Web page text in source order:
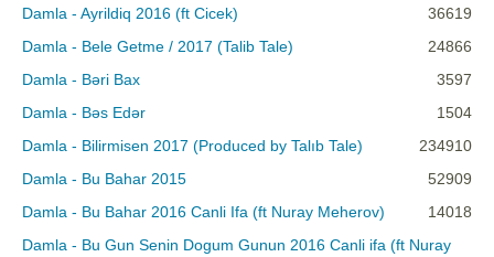
Damla - Ayrildiq 2016 (ft Cicek)
36619
Damla - Bele Getme / 2017 (Talib Tale)
24866
Damla - Bəri Bax
3597
Damla - Bəs Edər
1504
Damla - Bilirmisen 2017 (Produced by Talıb Tale)
234910
Damla - Bu Bahar 2015
52909
Damla - Bu Bahar 2016 Canli Ifa (ft Nuray Meherov)
14018
Damla - Bu Gun Senin Dogum Gunun 2016 Canli ifa (ft Nuray